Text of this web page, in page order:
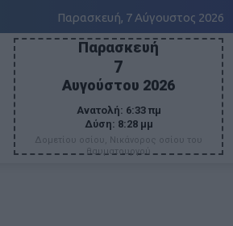
Παρασκευή, 7 Αύγουστος 2026
Παρασκευή
7
Αυγούστου 2026
Ανατολή: 6:33 πμ
Δύση: 8:28 μμ
Δομετίου οσίου, Νικάνορος οσίου του
θαυματουργού